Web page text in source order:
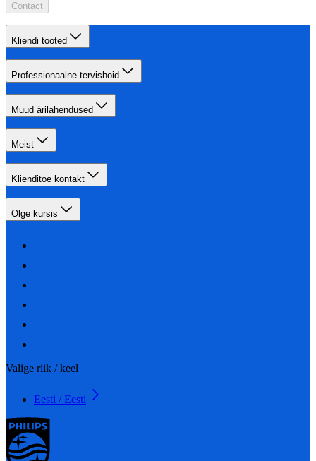
Contact
Kliendi tooted
Professionaalne tervishoid
Muud ärilahendused
Meist
Klienditoe kontakt
Olge kursis
Valige riik / keel
Eesti / Eesti